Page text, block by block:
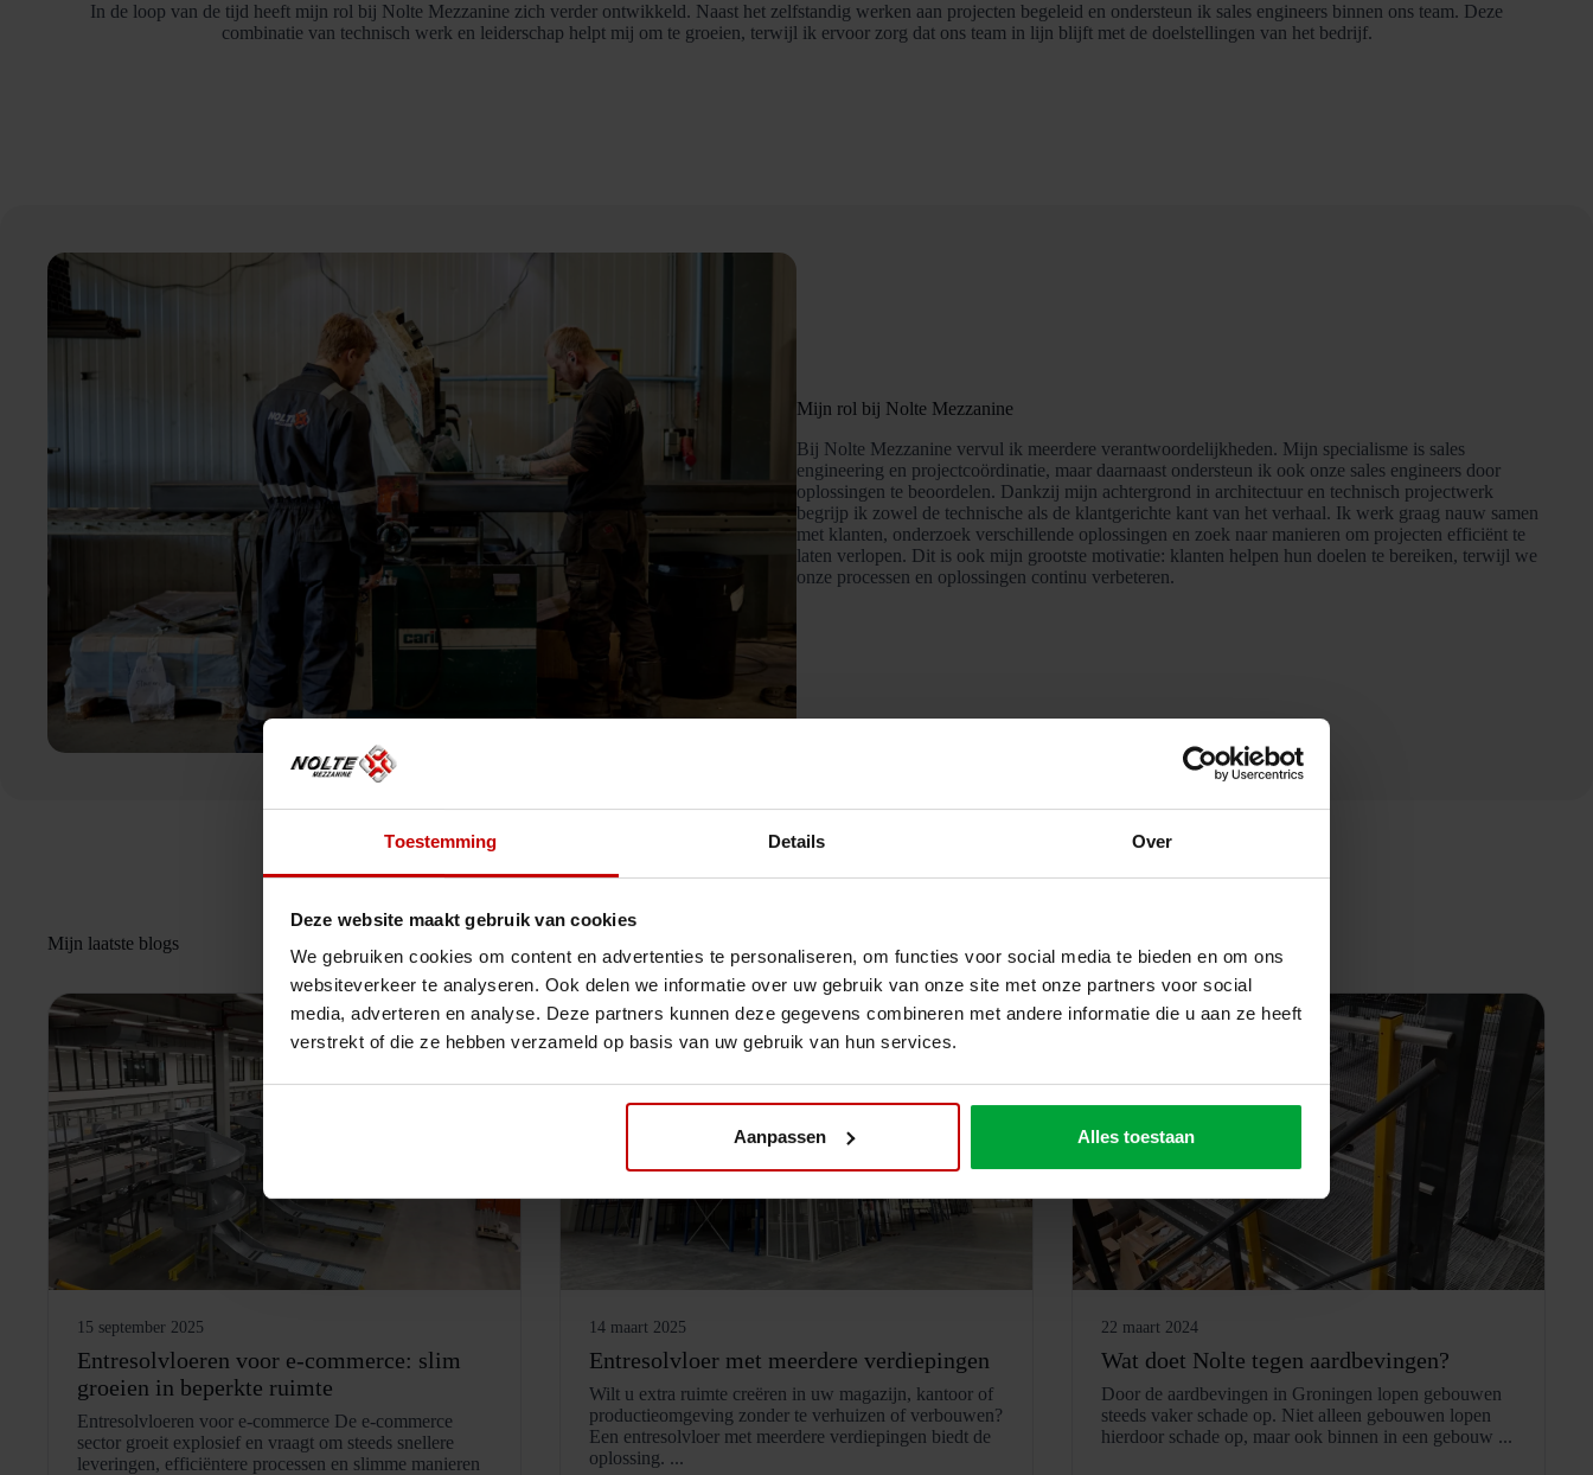
Toestemming Details Over
Deze website maakt gebruik van cookies
We gebruiken cookies om content en advertenties te personaliseren, om functies voor social media te bieden en om ons
websiteverkeer te analyseren. Ook delen we informatie over uw gebruik van onze site met onze partners voor social
media, adverteren en analyse. Deze partners kunnen deze gegevens combineren met andere informatie die u aan ze heeft
verstrekt of die ze hebben verzameld op basis van uw gebruik van hun services.
Aanpassen Alles toestaan
In de loop van de tijd heeft mijn rol bij Nolte Mezzanine zich verder ontwikkeld. Naast het zelfstandig werken aan projecten begeleid en ondersteun ik sales engineers binnen ons team. Deze
combinatie van technisch werk en leiderschap helpt mij om te groeien, terwijl ik ervoor zorg dat ons team in lijn blijft met de doelstellingen van het bedrijf.
Mijn rol bij Nolte Mezzanine
Bij Nolte Mezzanine vervul ik meerdere verantwoordelijkheden. Mijn specialisme is sales
engineering en projectcoördinatie, maar daarnaast ondersteun ik ook onze sales engineers door
oplossingen te beoordelen. Dankzij mijn achtergrond in architectuur en technisch projectwerk
begrijp ik zowel de technische als de klantgerichte kant van het verhaal. Ik werk graag nauw samen
met klanten, onderzoek verschillende oplossingen en zoek naar manieren om projecten efficiënt te
laten verlopen. Dit is ook mijn grootste motivatie: klanten helpen hun doelen te bereiken, terwijl we
onze processen en oplossingen continu verbeteren.
Mijn laatste blogs
15 september 2025
Entresolvloeren voor e-commerce: slim
groeien in beperkte ruimte
Entresolvloeren voor e-commerce De e-commerce
sector groeit explosief en vraagt om steeds snellere
leveringen, efficiëntere processen en slimme manieren
14 maart 2025
Entresolvloer met meerdere verdiepingen
Wilt u extra ruimte creëren in uw magazijn, kantoor of
productieomgeving zonder te verhuizen of verbouwen?
Een entresolvloer met meerdere verdiepingen biedt de
oplossing. ...
22 maart 2024
Wat doet Nolte tegen aardbevingen?
Door de aardbevingen in Groningen lopen gebouwen
steeds vaker schade op. Niet alleen gebouwen lopen
hierdoor schade op, maar ook binnen in een gebouw ...